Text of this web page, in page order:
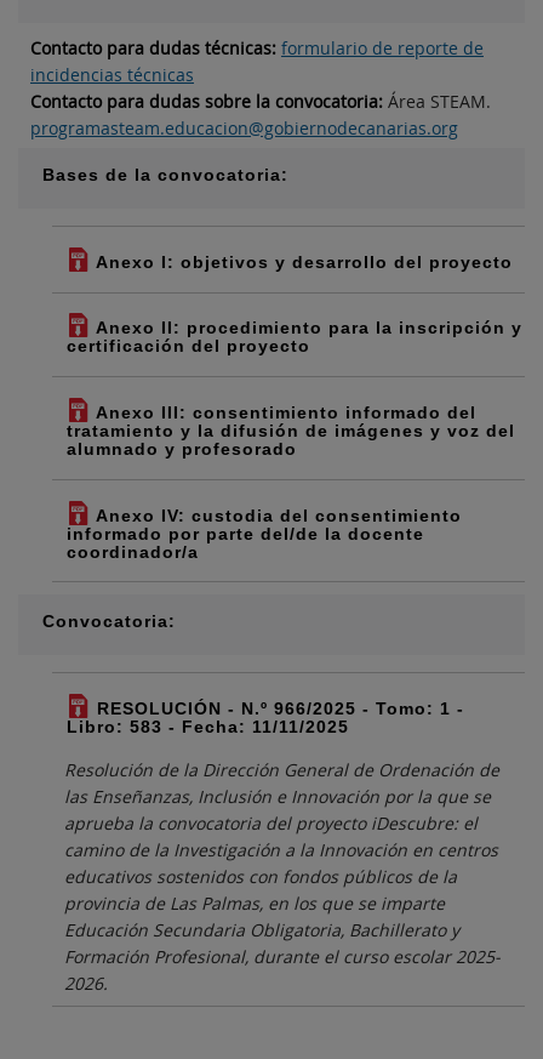
Contacto para dudas técnicas: formulario de reporte de
incidencias técnicas
Contacto para dudas sobre la convocatoria: Área STEAM.
programasteam.educacion@gobiernodecanarias.org
Bases de la convocatoria:
Anexo I: objetivos y desarrollo del proyecto
Anexo II: procedimiento para la inscripción y
certificación del proyecto
Anexo III: consentimiento informado del
tratamiento y la difusión de imágenes y voz del
alumnado y profesorado
Anexo IV: custodia del consentimiento
informado por parte del/de la docente
coordinador/a
Convocatoria:
RESOLUCIÓN - N.º 966/2025 - Tomo: 1 -
Libro: 583 - Fecha: 11/11/2025
Resolución de la Dirección General de Ordenación de
las Enseñanzas, Inclusión e Innovación por la que se
aprueba la convocatoria del proyecto iDescubre: el
camino de la Investigación a la Innovación en centros
educativos sostenidos con fondos públicos de la
provincia de Las Palmas, en los que se imparte
Educación Secundaria Obligatoria, Bachillerato y
Formación Profesional, durante el curso escolar 2025-
2026.